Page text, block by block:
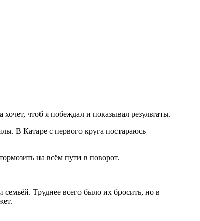
чтоб я побеждал и показывал результаты.
В Катаре с первого круга постараюсь
на всём пути в поворот.
Труднее всего было их бросить, но в